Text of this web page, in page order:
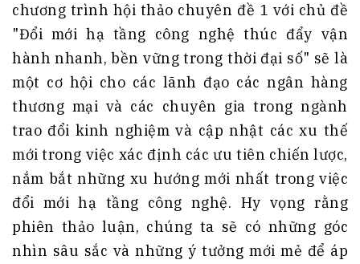
chương trình hội thảo chuyên đề 1 với chủ đề
"Đổi mới hạ tầng công nghệ thúc đẩy vận
hành nhanh, bền vững trong thời đại số" sẽ là
một cơ hội cho các lãnh đạo các ngân hàng
thương mại và các chuyên gia trong ngành
trao đổi kinh nghiệm và cập nhật các xu thế
mới trong việc xác định các ưu tiên chiến lược,
nắm bắt những xu hướng mới nhất trong việc
đổi mới hạ tầng công nghệ. Hy vọng rằng
phiên thảo luận, chúng ta sẽ có những góc
nhìn sâu sắc và những ý tưởng mới mẻ để áp